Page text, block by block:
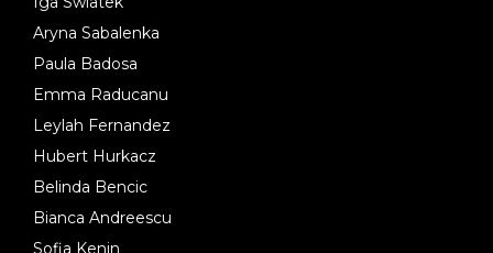
Aryna Sabalenka
Paula Badosa
Emma Raducanu
Leylah Fernandez
Hubert Hurkacz
Belinda Bencic
Bianca Andreescu
Sofia Kenin